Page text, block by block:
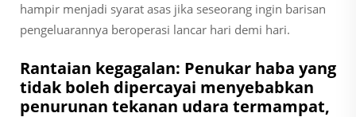
hampir menjadi syarat asas jika seseorang ingin barisan
pengeluarannya beroperasi lancar hari demi hari.
Rantaian kegagalan: Penukar haba yang
tidak boleh dipercayai menyebabkan
penurunan tekanan udara termampat,